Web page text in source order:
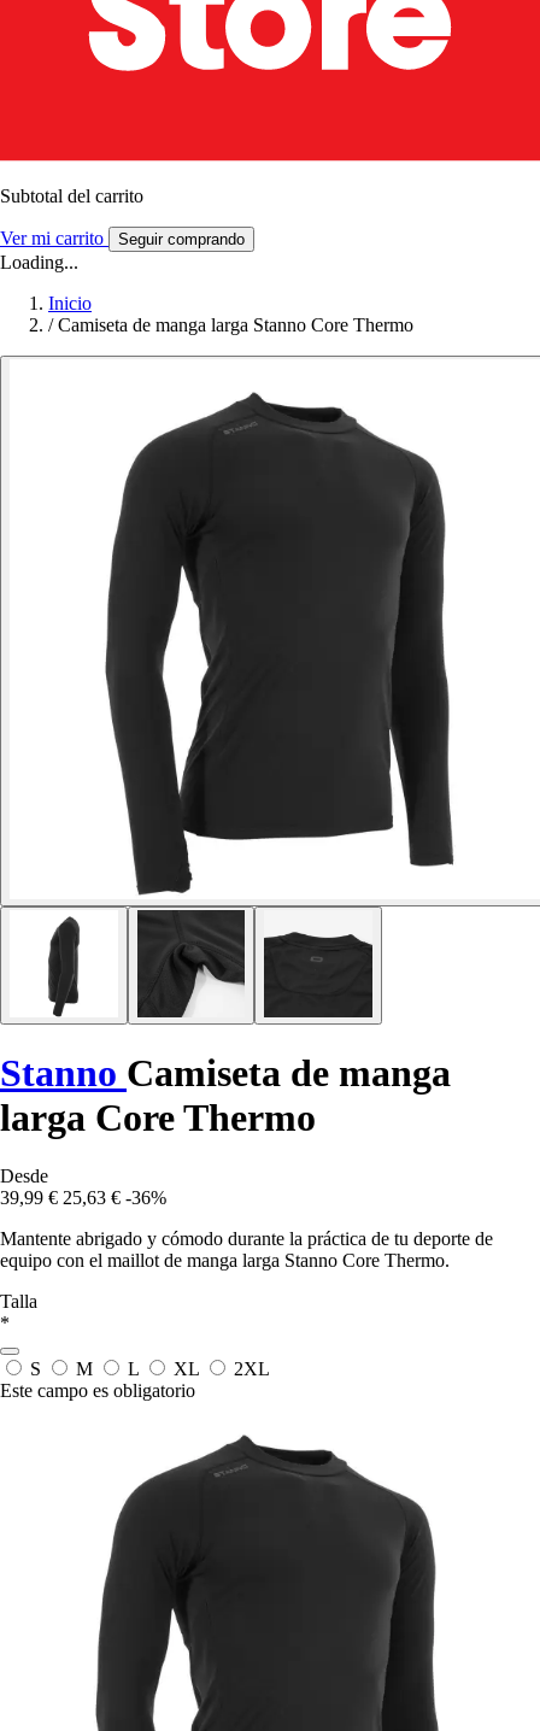
Subtotal del carrito
Ver mi carrito Seguir comprando
Loading...
Inicio
/ Camiseta de manga larga Stanno Core Thermo
Stanno Camiseta de manga
larga Core Thermo
Desde
39,99 € 25,63 € -36%
Mantente abrigado y cómodo durante la práctica de tu deporte de
equipo con el maillot de manga larga Stanno Core Thermo.
Talla
*
S M L XL
2XL
Este campo es obligatorio